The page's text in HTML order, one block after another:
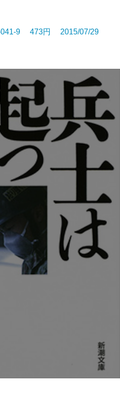
9 473円 2015/07/29